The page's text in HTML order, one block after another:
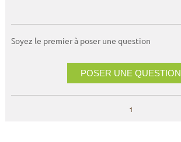
Soyez le premier à poser une question
POSER UNE QUESTION
1